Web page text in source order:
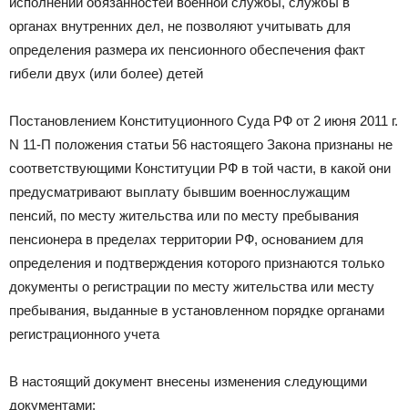
органах внутренних дел, не позволяют учитывать для
определения размера их пенсионного обеспечения факт
гибели двух (или более) детей
Постановлением Конституционного Суда РФ от 2 июня 2011 г.
N 11-П положения статьи 56 настоящего Закона признаны не
соответствующими Конституции РФ в той части, в какой они
предусматривают выплату бывшим военнослужащим
пенсий, по месту жительства или по месту пребывания
пенсионера в пределах территории РФ, основанием для
определения и подтверждения которого признаются только
документы о регистрации по месту жительства или месту
пребывания, выданные в установленном порядке органами
регистрационного учета
В настоящий документ внесены изменения следующими
документами: